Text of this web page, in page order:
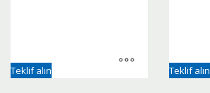
Teklif alın Teklif alın